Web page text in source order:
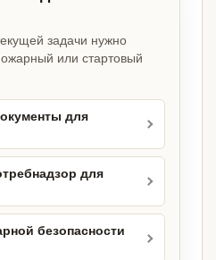
задачи нужно
или стартовый
для
для
безопасности